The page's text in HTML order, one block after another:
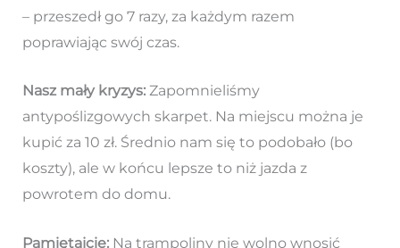
– przeszedł go 7 razy, za każdym razem
poprawiając swój czas.
Nasz mały kryzys:Zapomnieliśmy
antypoślizgowych skarpet. Na miejscu można je
kupić za 10 zł. Średnio nam się to podobało (bo
koszty), ale w końcu lepsze to niż jazda z
powrotem do domu.
Pamiętajcie:Na trampoliny nie wolno wnosić